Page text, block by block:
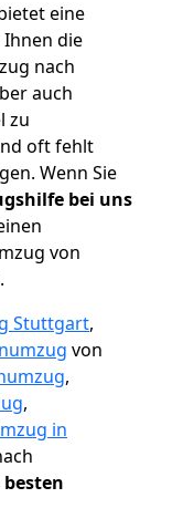
eine
die
nach
auch
zu
oft fehlt
Wenn Sie
bei uns
von
Stuttgart,
von
,
,
in